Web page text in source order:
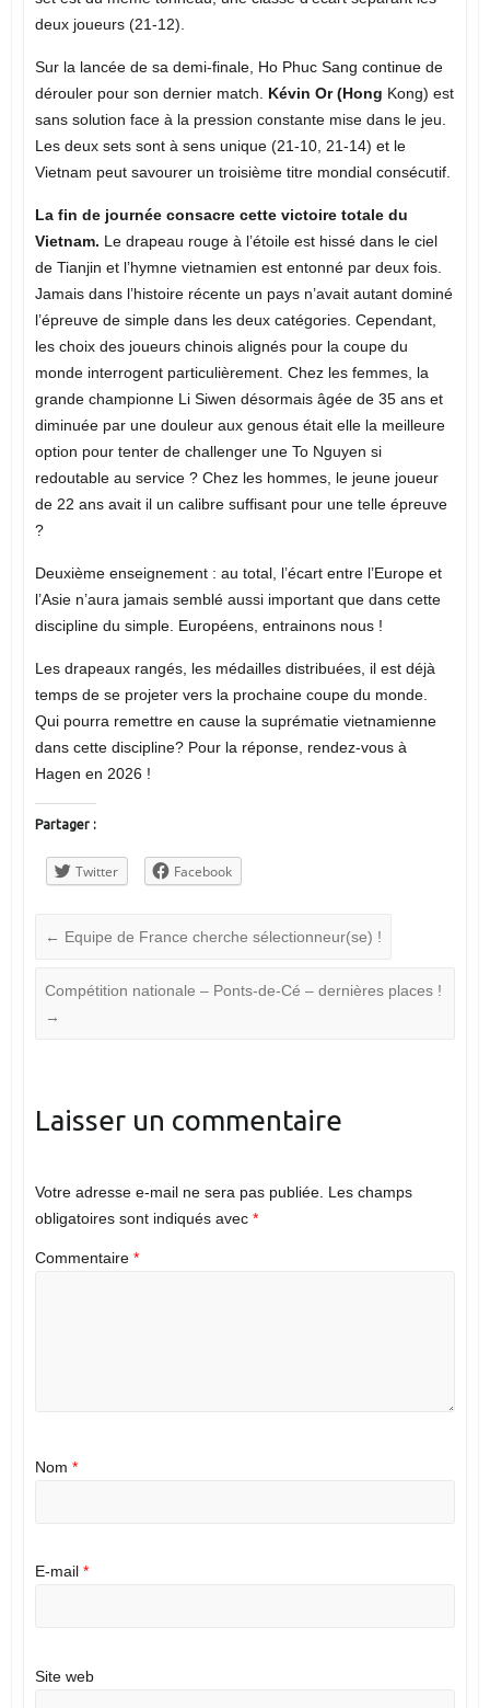
deux joueurs (21-12).
Sur la lancée de sa demi-finale, Ho Phuc Sang continue de
dérouler pour son dernier match.
Kévin Or (Hong Kong) est
sans solution face à la pression constante mise dans le jeu.
Les deux sets sont à sens unique (21-10, 21-14) et le
Vietnam peut savourer un troisième titre mondial consécutif.
La fin de journée consacre cette victoire totale du
Vietnam. Le drapeau rouge à l’étoile est hissé dans le ciel
de Tianjin et l’hymne vietnamien est entonné par deux fois.
Jamais dans l’histoire récente un pays n’avait autant dominé
l’épreuve de simple dans les deux catégories. Cependant,
les choix des joueurs chinois alignés pour la coupe du
monde interrogent particulièrement. Chez les femmes, la
grande championne Li Siwen désormais âgée de 35 ans et
diminuée par une douleur aux genous était elle la meilleure
option pour tenter de challenger une To Nguyen si
redoutable au service ? Chez les hommes, le jeune joueur
de 22 ans avait il un calibre suffisant pour une telle épreuve
?
Deuxième enseignement : au total, l’écart entre l’Europe et
l’Asie n’aura jamais semblé aussi important que dans cette
discipline du simple. Européens, entrainons nous !
Les drapeaux rangés, les médailles distribuées, il est déjà
temps de se projeter vers la prochaine coupe du monde.
Qui pourra remettre en cause la suprématie vietnamienne
dans cette discipline? Pour la réponse, rendez-vous à
Hagen en 2026 !
Partager :
Twitter Facebook
← Equipe de France cherche sélectionneur(se) !
Compétition nationale – Ponts-de-Cé – dernières places !
→
Laisser un commentaire
Votre adresse e-mail ne sera pas publiée. Les champs
obligatoires sont indiqués avec *
Commentaire *
Nom *
E-mail *
Site web